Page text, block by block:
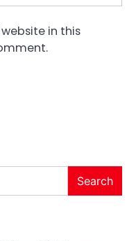
in this
Search